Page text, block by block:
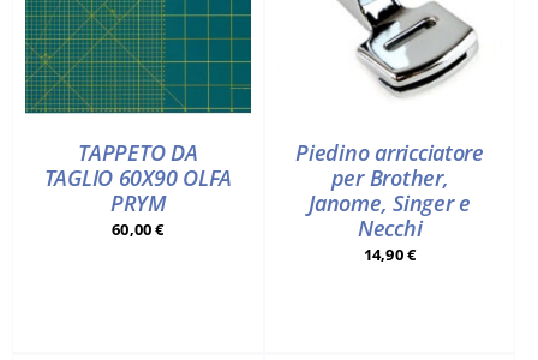
TAPPETO DA
TAGLIO 60X90 OLFA
PRYM
60,00€
Piedino arricciatore
per Brother,
Janome, Singer e
Necchi
14,90€